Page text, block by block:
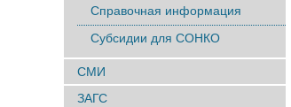
Справочная информация
Субсидии для СОНКО
СМИ
ЗАГС